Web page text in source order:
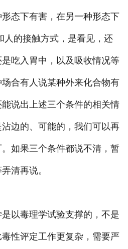
态下有害，在另一种形态下
人的接触方式，是看见，还
吃入胃中，以及吸收情况等
合有人说某种外来化合物有
说出上述三个条件的相关情
边的、可能的，我们可以再
如果三个条件都说不清，暂
清再说。
毒理学试验支撑的，不是
性评定工作更复杂，需要严